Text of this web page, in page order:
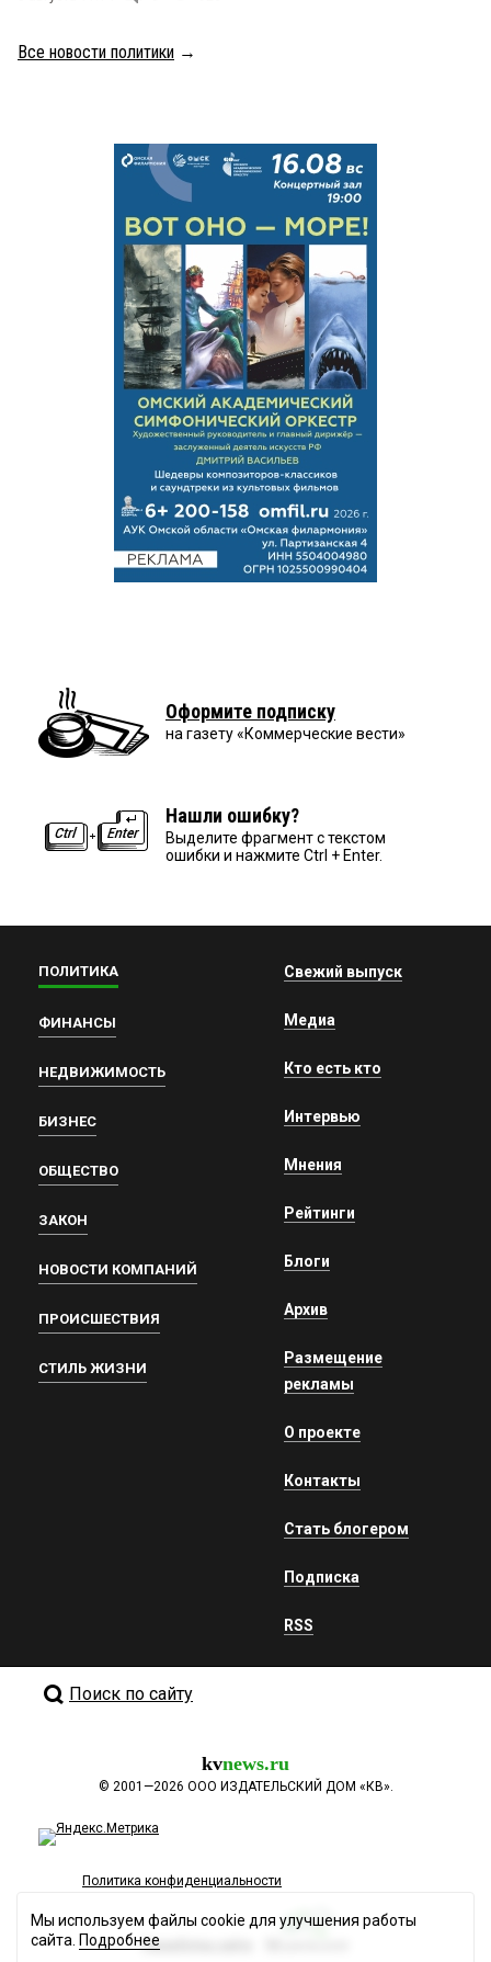
Все новости политики →
Оформите подписку
на газету «Коммерческие вести»
Нашли ошибку?
Выделите фрагмент с текстом
ошибки и нажмите Ctrl + Enter.
ПОЛИТИКА
ФИНАНСЫ
НЕДВИЖИМОСТЬ
БИЗНЕС
ОБЩЕСТВО
ЗАКОН
НОВОСТИ КОМПАНИЙ
ПРОИСШЕСТВИЯ
СТИЛЬ ЖИЗНИ
Свежий выпуск
Медиа
Кто есть кто
Интервью
Мнения
Рейтинги
Блоги
Архив
Размещение
рекламы
О проекте
Контакты
Стать блогером
Подписка
RSS
Поиск по сайту
kvnews.ru
© 2001—2026 ООО ИЗДАТЕЛЬСКИЙ ДОМ «КВ».
Политика конфиденциальности
Разработка сайта
Мы используем файлы cookie для улучшения работы
сайта. Подробнее